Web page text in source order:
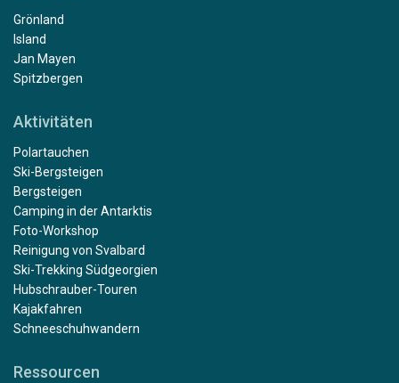
Grönland
Island
Jan Mayen
Spitzbergen
Aktivitäten
Polartauchen
Ski-Bergsteigen
Bergsteigen
Camping in der Antarktis
Foto-Workshop
Reinigung von Svalbard
Ski-Trekking Südgeorgien
Hubschrauber-Touren
Kajakfahren
Schneeschuhwandern
Ressourcen